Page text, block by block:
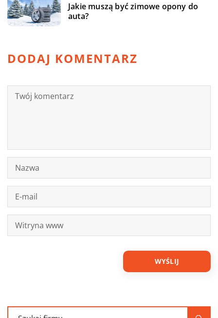
Jakie muszą być zimowe opony do
auta?
DODAJ KOMENTARZ